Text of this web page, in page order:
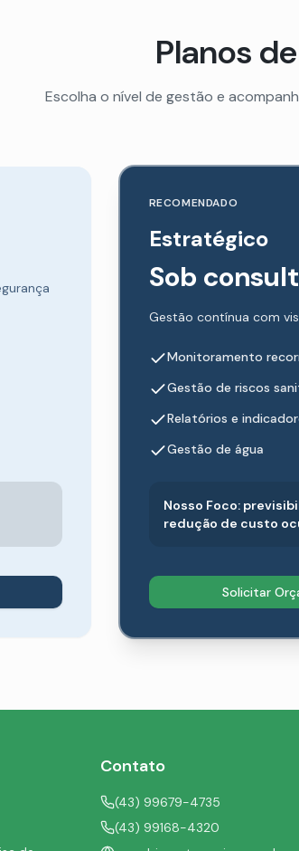
Planos
Escolha o nível de gestão e
RECOMENDADO
Estratégico
Sob
Gestão contínua com
Monitoramento
Gestão de riscos
Relatórios e
Gestão de água
Nosso Foco:
redução de custo
Solicitar
Contato
(43) 99679-4735
(43) 99168-4320